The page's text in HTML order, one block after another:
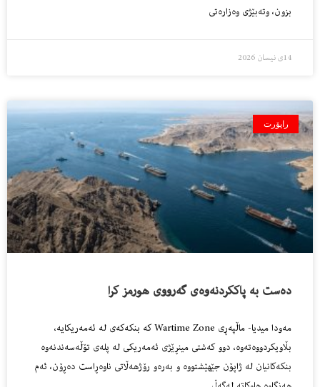
بزون، وتەبێژی وەزارەتی
14ی نیسان 2026
راپۆرت
ده‌ست به‌ پاككردنه‌وه‌ى گه‌رووى هورمز كرا
مه‌ودا میدیا- ماڵپەڕی Wartime Zone کە بنکەکەی لە ئەمه‌ریکایە،
بڵاویکردووەتەوە، دوو کەشتی مینڕێژی ئەمه‌ریکی لە پلەی تۆڵەسەندنەوە
بنکەکانیان لە ژاپۆن جێهێشتووە و بەرەو رۆژهەڵاتی ناوەڕاست دەڕۆن، ئەم